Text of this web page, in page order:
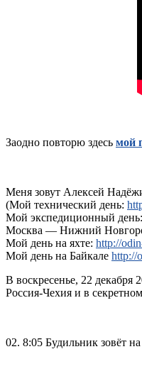
Заодно повторю здесь мой
Меня зовут Алексей
(Мой технический день:
Мой экспедиционный день:
Москва — Нижний
Мой день на яхте: http://
Мой день на Байкале http://
В воскресенье, 22 декабря
Россия-Чехия и в
02. 8:05 Будильник зовёт